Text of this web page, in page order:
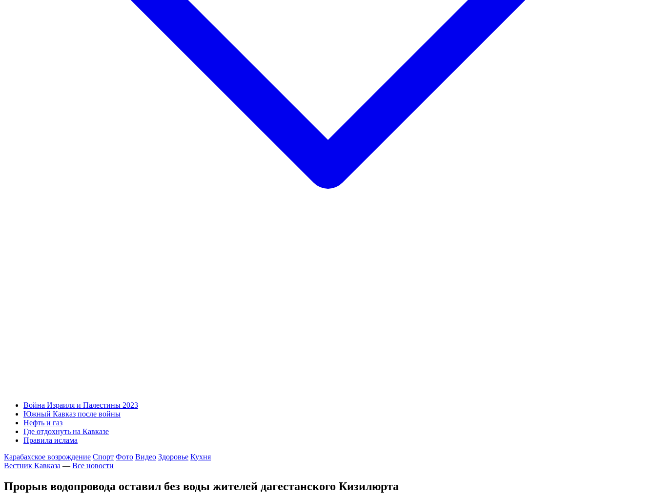
Война Израиля и Палестины 2023
Южный Кавказ после войны
Нефть и газ
Где отдохнуть на Кавказе
Правила ислама
Карабахское возрождение Спорт Фото Видео Здоровье Кухня
Вестник Кавказа — Все новости
Прорыв водопровода оставил без воды жителей дагестанского Кизилюрта